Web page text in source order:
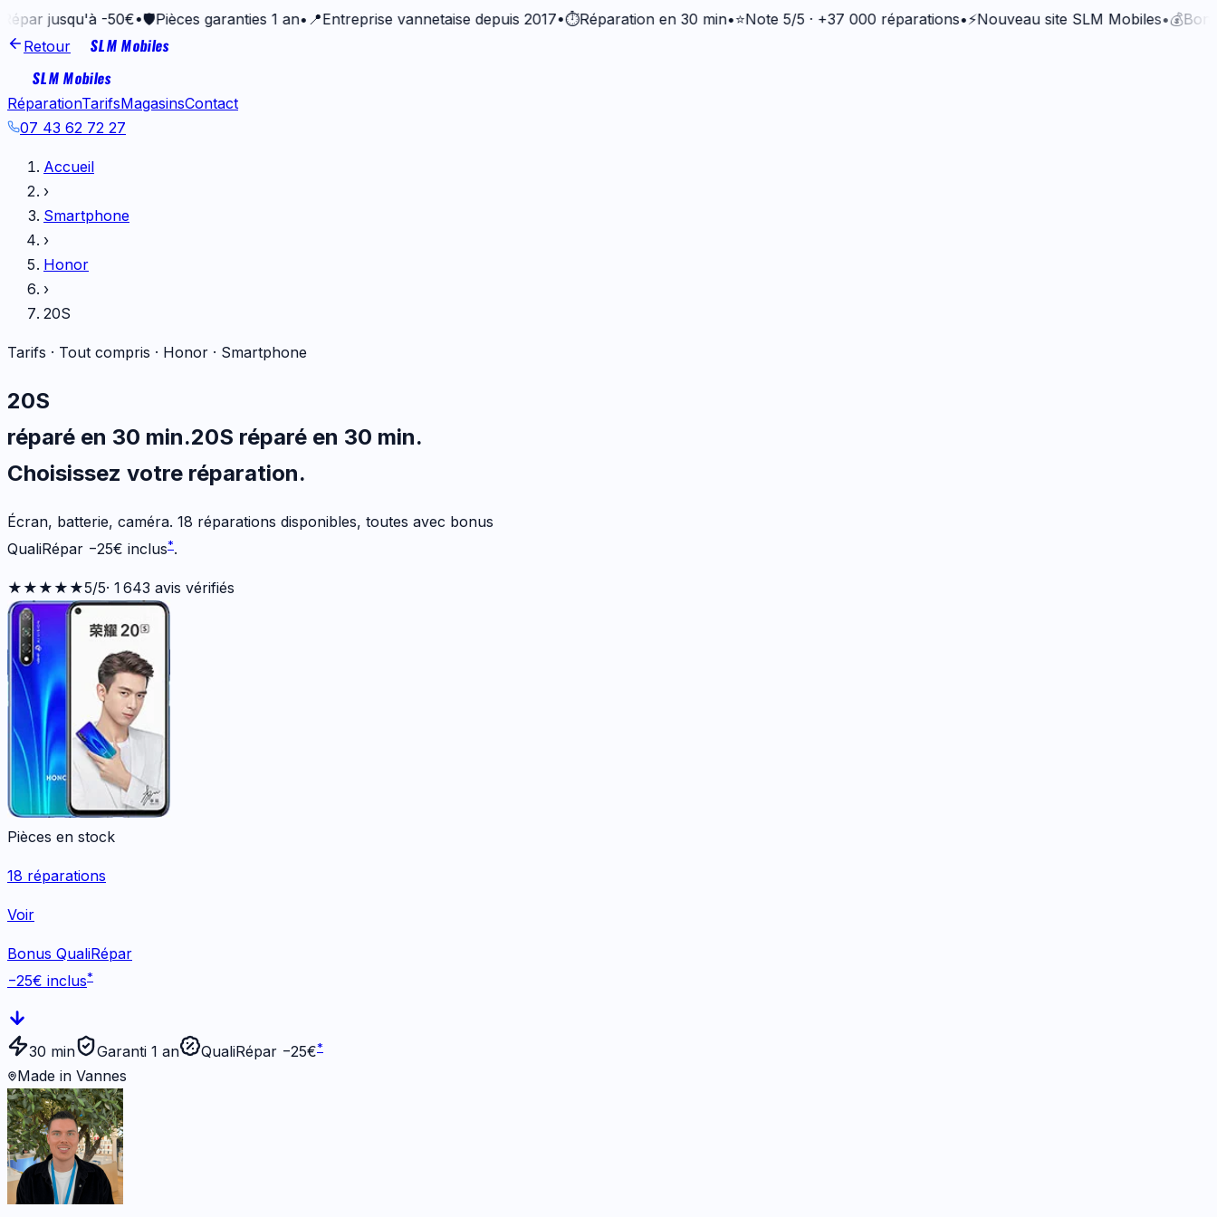
jusqu'à -50€• 🛡️Pièces garanties 1 an•📍 Entreprise vannetaise depuis 2017• ⏱️Réparation en 30 min•⭐ Note 5/5 · +37 000 réparations•⚡Nouveau site SLM Mobiles•💰Bonus
Retour
SLM Mobiles
SLM Mobiles
RéparationTarifsMagasinsContact
07 43 62 72 27
Accueil
›
Smartphone
›
Honor
›
20S
Tarifs · Tout compris · Honor · Smartphone
20S
réparé en 30 min.20S réparé en 30 min.
Choisissez votre réparation.
Écran, batterie, caméra. 18 réparations disponibles, toutes avec bonus
QualiRépar −25€ inclus*.
★★★★★5/5· 1 643 avis vérifiés
Pièces en stock
18 réparations
Voir
Bonus QualiRépar
−25€ inclus*
30 min Garanti 1 an QualiRépar −25€*
Made in Vannes